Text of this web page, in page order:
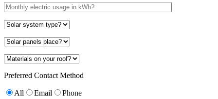
Preferred Contact Method
All Email Phone